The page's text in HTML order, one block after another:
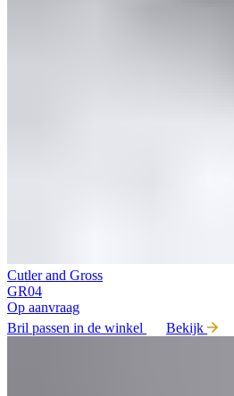
Cutler and Gross
GR04
Op aanvraag
Bril passen in de winkel
Bekijk